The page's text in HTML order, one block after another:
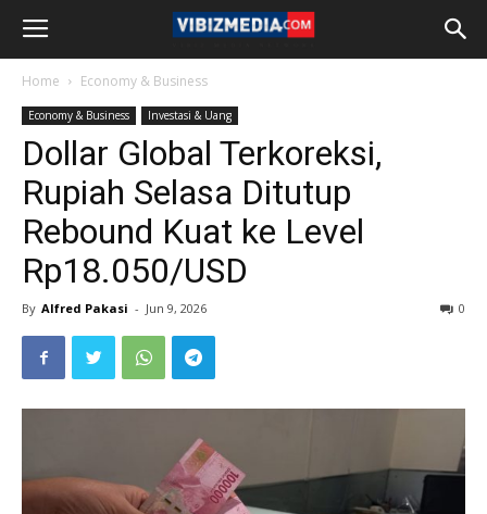
Home Economy & Business
Economy & Business Investasi & Uang
Dollar Global Terkoreksi,
Rupiah Selasa Ditutup
Rebound Kuat ke Level
Rp18.050/USD
By Alfred Pakasi - Jun 9, 2026 0